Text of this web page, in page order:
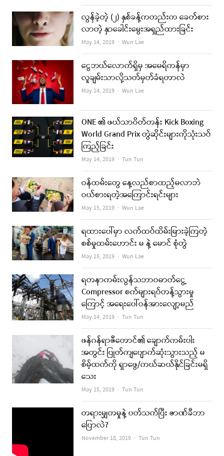
လွန်ခဲ့တဲ့ (၂) နှစ်ခန့်ကတည်းက ခေတ်စား
လာတဲ့ နှာခေါင်းမွေးအရှည်ထားခြင်း
May 14, 2019 Author
Wun Lae
ငွေဘယ်လောက်ရှိမှ အမေရိကန်မှာ
လူချမ်းသာလို့သတ်မှတ်ခံရတာလဲ
May 14, 2019 Author
Wun Lae
ONE ၏ ဖယ်သာဝိတ်တန်း Kick Boxing
World Grand Prix တွဲဆိုင်းများကိုသုံးသပ်
ကြည့်ခြင်း
May 14, 2019 Author
Tun Tun
ဝန်ထမ်းတွေ နေ့လည်စာထည့်မလာဘဲ
ဝယ်စားရတဲ့အကြောင်းရင်းများ
May 15, 2019 Author
Wun Lae
ရထားပေါ်မှာ လက်ထပ်ထိမ်းမြားခဲ့ကြတဲ့
စစ်မှုထမ်းဟောင်း မ နဲ့ မောင် စုံတွဲ
May 15, 2019 Author
Wun Lae
ရတနာကမ်းလွန်သဘာဝဓာတ်ငွေ့
Compressor စက်များရပ်တန့်သွားမှု
ကြောင့် အရေးပေါ်ဝန်အားလျော့မည်
May 14, 2019 Author
Tun Tun
ဖန်ဂန်ရာဇီတောင်၏ ချောက်ကမ်းပါး
အတွင်း ပြုတ်ကျပျောက်ဆုံးသွားသည့် မ
စိမ့်ထက်ကို ရှာဖွေ/ကယ်ဆယ်နိုင်ခြင်းမရှိ
သေး
May 15, 2019 Author
Tun Tun
တရားမျှတမှုနဲ့ ပတ်သက်ပြီး ဇာဏ်ခီဘာ
ပြောလဲ?
November 18, 2019 Author
Tun Tun